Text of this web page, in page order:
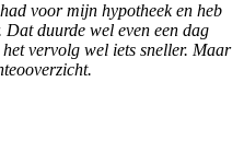
voor mijn hypotheek en heb
duurde wel even een dag
vervolg wel iets sneller. Maar